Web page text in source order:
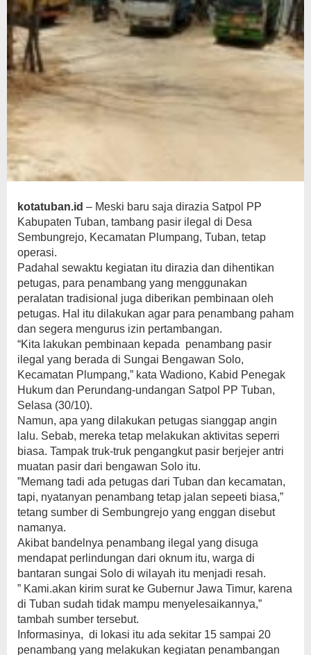
kotatuban.id – Meski baru saja dirazia Satpol PP
Kabupaten Tuban, tambang pasir ilegal di Desa
Sembungrejo, Kecamatan Plumpang, Tuban, tetap
operasi.
Padahal sewaktu kegiatan itu dirazia dan dihentikan
petugas, para penambang yang menggunakan
peralatan tradisional juga diberikan pembinaan oleh
petugas. Hal itu dilakukan agar para penambang paham
dan segera mengurus izin pertambangan.
“Kita lakukan pembinaan kepada penambang pasir
ilegal yang berada di Sungai Bengawan Solo,
Kecamatan Plumpang,” kata Wadiono, Kabid Penegak
Hukum dan Perundang-undangan Satpol PP Tuban,
Selasa (30/10).
Namun, apa yang dilakukan petugas sianggap angin
lalu. Sebab, mereka tetap melakukan aktivitas seperri
biasa. Tampak truk-truk pengangkut pasir berjejer antri
muatan pasir dari bengawan Solo itu.
”Memang tadi ada petugas dari Tuban dan kecamatan,
tapi, nyatanyan penambang tetap jalan sepeeti biasa,”
tetang sumber di Sembungrejo yang enggan disebut
namanya.
Akibat bandelnya penambang ilegal yang disuga
mendapat perlindungan dari oknum itu, warga di
bantaran sungai Solo di wilayah itu menjadi resah.
” Kami.akan kirim surat ke Gubernur Jawa Timur, karena
di Tuban sudah tidak mampu menyelesaikannya,”
tambah sumber tersebut.
Informasinya, di lokasi itu ada sekitar 15 sampai 20
penambang yang melakukan kegiatan penambangan